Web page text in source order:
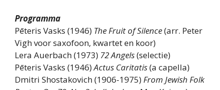
Programma
Pēteris Vasks (1946) The Fruit of Silence(arr. Peter
Vigh voor saxofoon, kwartet en koor)
Lera Auerbach (1973) 72 Angels(selectie)
Pēteris Vasks (1946)Actus Caritatis(a capella)
Dmitri Shostakovich (1906-1975)From Jewish Folk